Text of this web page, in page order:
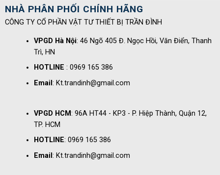
NHÀ PHÂN PHỐI CHÍNH HÃNG
CÔNG TY CỔ PHẦN VẬT TƯ THIẾT BỊ TRẦN ĐÌNH
VPGD Hà Nội: 46 Ngõ 405 Đ. Ngọc Hồi, Văn Điển, Thanh
Trì, HN
HOTLINE : 0969 165 386
Email : Kt.trandinh@gmail.com
VPGD HCM: 96A HT44 - KP3 - P. Hiệp Thành, Quận 12,
TP. HCM
HOTLINE: 0969 165 386
Email : Kt.trandinh@gmail.com